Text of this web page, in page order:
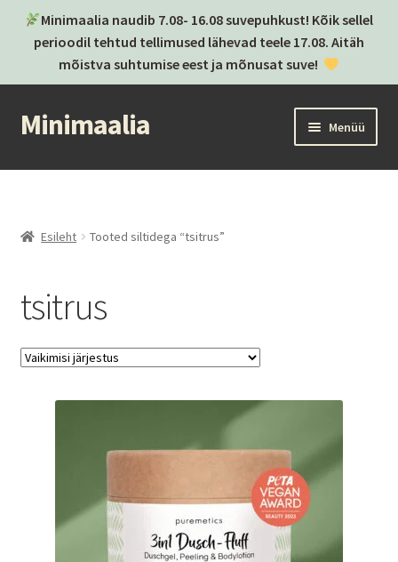
Minimaalia naudib 7.08- 16.08 suvepuhkust! Kõik sellel
perioodil tehtud tellimused lähevad teele 17.08. Aitäh
mõistva suhtumise eest ja mõnusat suve!
Liigu
navigeerimisele
Liigu
sisu
Minimaalia Menüü
Kassa
Brändid
Postitused
Privaatsuspoliitika
Müügitingimused
Esileht Tooted siltidega “tsitrus”
tsitrus